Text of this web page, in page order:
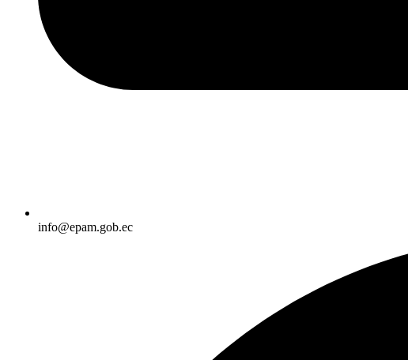
info@epam.gob.ec